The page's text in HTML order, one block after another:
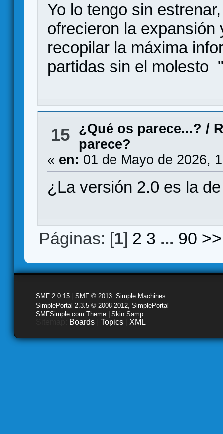
Yo lo tengo sin
ofrecieron la
recopilar la máxima
partidas sin el molesto
15 ¿Qué os parece...? /
parece?
« en: 01 de Mayo de 2026,
¿La versión 2.0 es la
Páginas: [1] 2 3 ... 90 >>
SMF 2.0.15 SMF © 2013 Simple Machines
SimplePortal 2.3.5 © 2008-2012, SimplePortal
SMFSimple.com Theme | Skin Samp
Boards Topics XML